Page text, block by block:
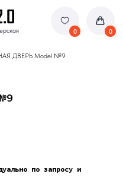
0
ДВЕРЬ Model №9
по запросу и